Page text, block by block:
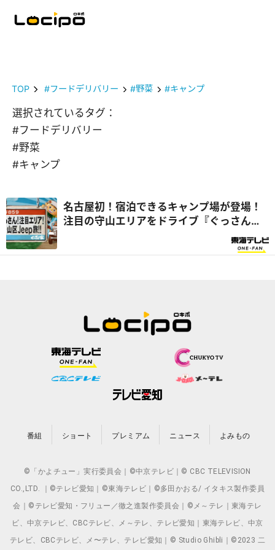
TOP #フードデリバリー #野菜 #キャンプ
選択されているタグ：
#フードデリバリー
#野菜
#キャンプ
名古屋初！宿泊できるキャンプ場が登場！
注目の守山エリアをドライブ『ぐっさん
番組 ショート プレミアム ニュース よみもの
©「かよチュー」実行委員会｜©中京テレビ｜© CBC TELEVISION
CO.,LTD. ｜©テレビ愛知｜©東海テレビ｜©多田かおる/ イタキス製作委員
会｜©テレビ愛知・フリュー／徹之進製作委員会｜©メ～テレ｜東海テレ
ビ、中京テレビ、CBCテレビ、メ～テレ、テレビ愛知｜東海テレビ、中京
テレビ、CBCテレビ、メ〜テレ、テレビ愛知｜© Studio Ghibli｜©2023 二